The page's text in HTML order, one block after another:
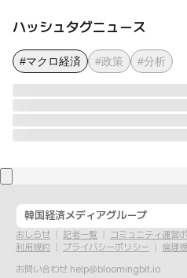
ハッシュタグニュース
#マクロ経済 #政策 #分析
韓国経済メディアグループ
おしらせ 記者一覧
コミュニティ運営
利用規約
プライバシーポリシー
倫理
お問い合わせ help@bloomingbit.io